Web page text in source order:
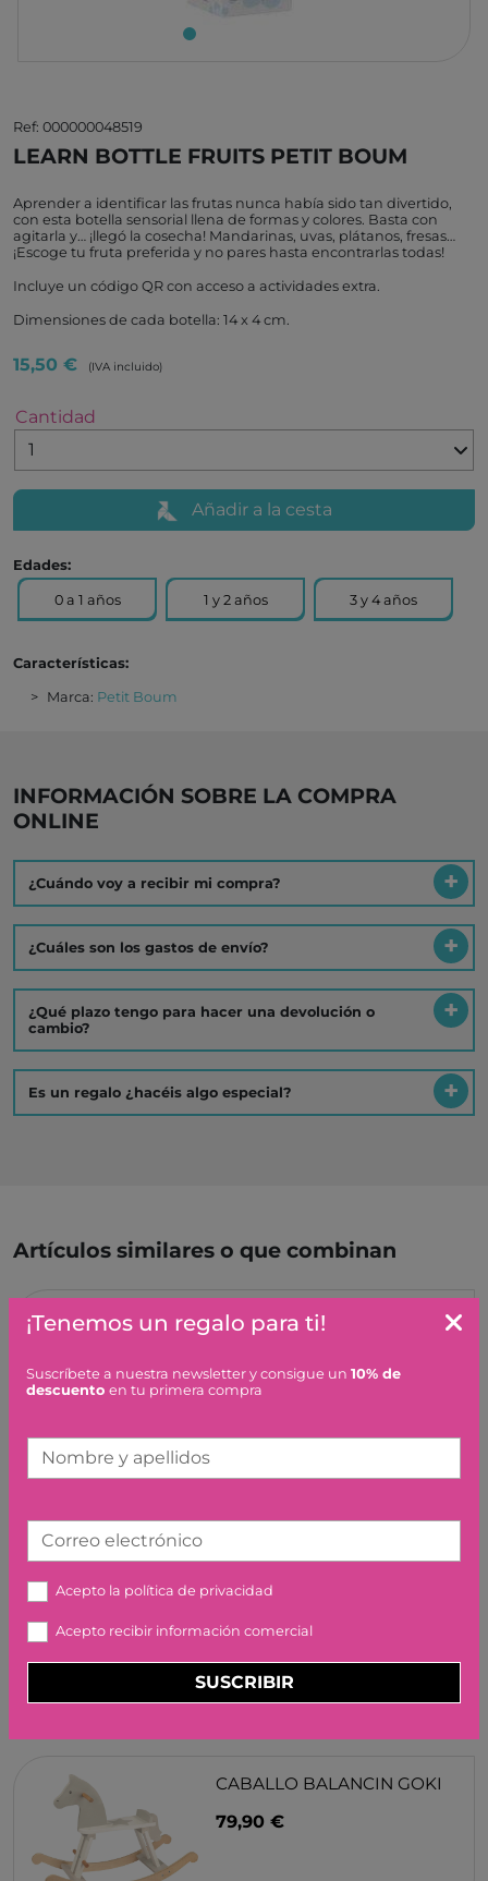
Ref: 000000048519
LEARN BOTTLE FRUITS PETIT BOUM
Aprender a identificar las frutas nunca había sido tan divertido,
con esta botella sensorial llena de formas y colores. Basta con
agitarla y… ¡llegó la cosecha! Mandarinas, uvas, plátanos, fresas…
¡Escoge tu fruta preferida y no pares hasta encontrarlas todas!
Incluye un código QR con acceso a actividades extra.
Dimensiones de cada botella: 14 x 4 cm.
15,50 € (IVA incluido)
Cantidad
Añadir a la cesta
Edades:
0 a 1 años 1 y 2 años 3 y 4 años
Características:
Marca: Petit Boum
INFORMACIÓN SOBRE LA COMPRA
ONLINE
¿Cuándo voy a recibir mi compra?
¿Cuáles son los gastos de envío?
¿Qué plazo tengo para hacer una devolución o
cambio?
Es un regalo ¿hacéis algo especial?
Artículos similares o que combinan
COCHE MINI CHUBBIES
VIKINGTOYS
2,50 €
VOLANTE ACTIVIDAD LUDI
29,95 €
CABALLO BALANCIN GOKI
79,90 €
¡Tenemos un regalo para ti!
Suscríbete a nuestra newsletter y consigue un 10% de
descuento en tu primera compra
Nombre y apellidos
Correo electrónico
Acepto la política de privacidad
Acepto recibir información comercial
SUSCRIBIR